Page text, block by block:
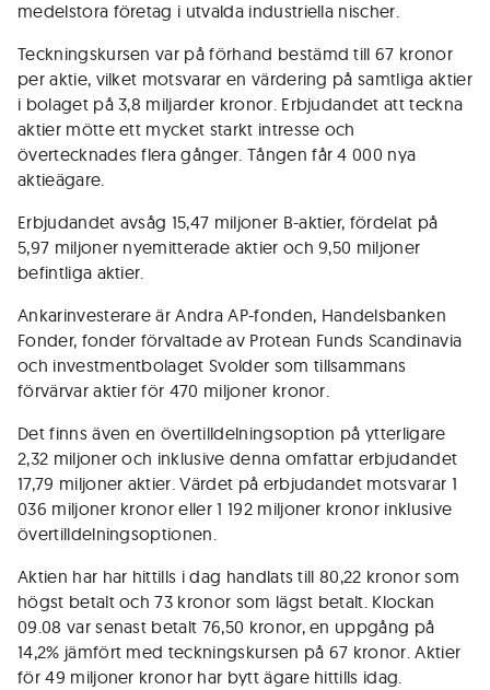
medelstora företag i utvalda industriella nischer.
Teckningskursen var på förhand bestämd till 67 kronor
per aktie, vilket motsvarar en värdering på samtliga aktier
i bolaget på 3,8 miljarder kronor. Erbjudandet att teckna
aktier mötte ett mycket starkt intresse och
övertecknades flera gånger. Tången får 4 000 nya
aktieägare.
Erbjudandet avsåg 15,47 miljoner B-aktier, fördelat på
5,97 miljoner nyemitterade aktier och 9,50 miljoner
befintliga aktier.
Ankarinvesterare är Andra AP-fonden, Handelsbanken
Fonder, fonder förvaltade av Protean Funds Scandinavia
och investmentbolaget Svolder som tillsammans
förvärvar aktier för 470 miljoner kronor.
Det finns även en övertilldelningsoption på ytterligare
2,32 miljoner och inklusive denna omfattar erbjudandet
17,79 miljoner aktier. Värdet på erbjudandet motsvarar 1
036 miljoner kronor eller 1 192 miljoner kronor inklusive
övertilldelningsoptionen.
Aktien har har hittills i dag handlats till 80,22 kronor som
högst betalt och 73 kronor som lägst betalt. Klockan
09.08 var senast betalt 76,50 kronor, en uppgång på
14,2% jämfört med teckningskursen på 67 kronor. Aktier
för 49 miljoner kronor har bytt ägare hittills idag.